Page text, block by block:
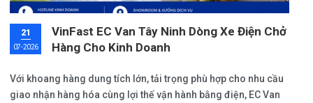
21
07-2026
VinFast EC Van Tây Ninh Dòng Xe Điện Chở
Hàng Cho Kinh Doanh
Với khoang hàng dung tích lớn, tải trọng phù hợp cho nhu cầu
giao nhận hàng hóa cùng lợi thế vận hành bằng điện, EC Van